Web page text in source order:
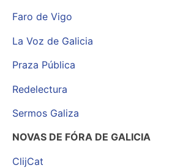
Faro de Vigo
La Voz de Galicia
Praza Pública
Redelectura
Sermos Galiza
NOVAS DE FÓRA DE GALICIA
ClijCat